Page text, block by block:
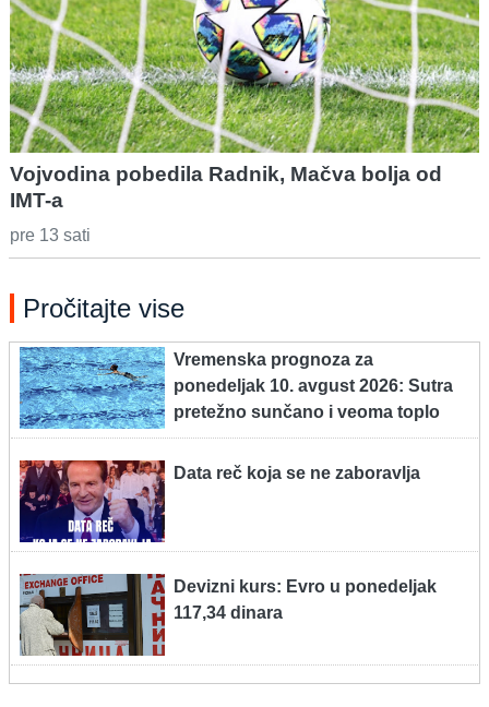
Vojvodina pobedila Radnik, Mačva bolja od
IMT-a
pre 13 sati
Pročitajte vise
Vremenska prognoza za
ponedeljak 10. avgust 2026: Sutra
pretežno sunčano i veoma toplo
Data reč koja se ne zaboravlja
Devizni kurs: Evro u ponedeljak
117,34 dinara